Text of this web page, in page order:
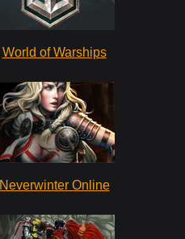
World of Warships
Neverwinter Online